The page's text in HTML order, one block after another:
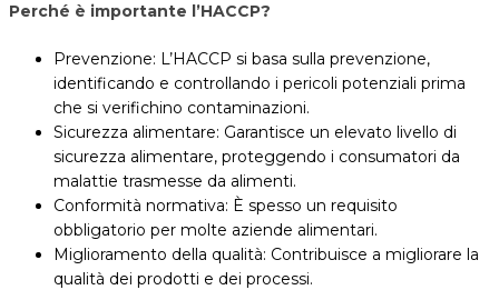
Perché è importante l’HACCP?
Prevenzione: L’HACCP si basa sulla prevenzione,
identificando e controllando i pericoli potenziali prima
che si verifichino contaminazioni.
Sicurezza alimentare: Garantisce un elevato livello di
sicurezza alimentare, proteggendo i consumatori da
malattie trasmesse da alimenti.
Conformità normativa: È spesso un requisito
obbligatorio per molte aziende alimentari.
Miglioramento della qualità: Contribuisce a migliorare la
qualità dei prodotti e dei processi.